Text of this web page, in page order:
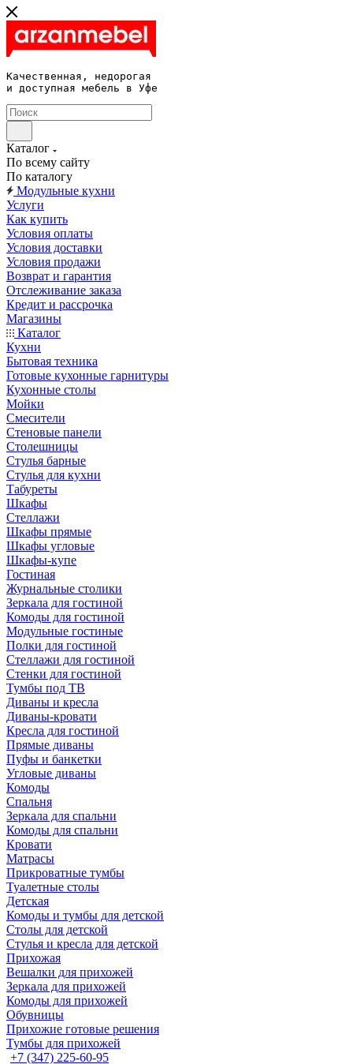
Качественная, недорогая
и доступная мебель в Уфе
Каталог
По всему сайту
По каталогу
Модульные кухни
Услуги
Как купить
Условия оплаты
Условия доставки
Условия продажи
Возврат и гарантия
Отслеживание заказа
Кредит и рассрочка
Магазины
Каталог
Кухни
Бытовая техника
Готовые кухонные гарнитуры
Кухонные столы
Мойки
Смесители
Стеновые панели
Столешницы
Стулья барные
Стулья для кухни
Табуреты
Шкафы
Стеллажи
Шкафы прямые
Шкафы угловые
Шкафы-купе
Гостиная
Журнальные столики
Зеркала для гостиной
Комоды для гостиной
Модульные гостиные
Полки для гостиной
Стеллажи для гостиной
Стенки для гостиной
Тумбы под ТВ
Диваны и кресла
Диваны-кровати
Кресла для гостиной
Прямые диваны
Пуфы и банкетки
Угловые диваны
Комоды
Спальня
Зеркала для спальни
Комоды для спальни
Кровати
Матрасы
Прикроватные тумбы
Туалетные столы
Детская
Комоды и тумбы для детской
Столы для детской
Стулья и кресла для детской
Прихожая
Вешалки для прихожей
Зеркала для прихожей
Комоды для прихожей
Обувницы
Прихожие готовые решения
Тумбы для прихожей
+7 (347) 225-60-95